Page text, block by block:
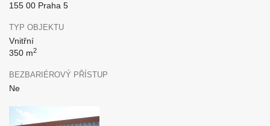
155 00 Praha 5
TYP OBJEKTU
Vnitřní
350 m2
BEZBARIÉROVÝ PŘÍSTUP
Ne